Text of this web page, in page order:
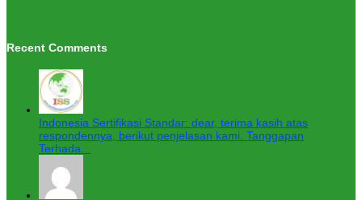
Recent Comments
Indonesia Sertifikasi Standar: dear, terima kasih atas
respondennya, berikut penjelasan kami. Tanggapan
Terhada...